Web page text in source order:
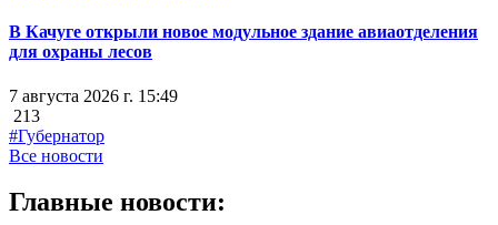
В Качуге открыли новое модульное здание авиаотделения
для охраны лесов
7 августа 2026 г. 15:49
213
#Губернатор
Все новости
Главные новости: